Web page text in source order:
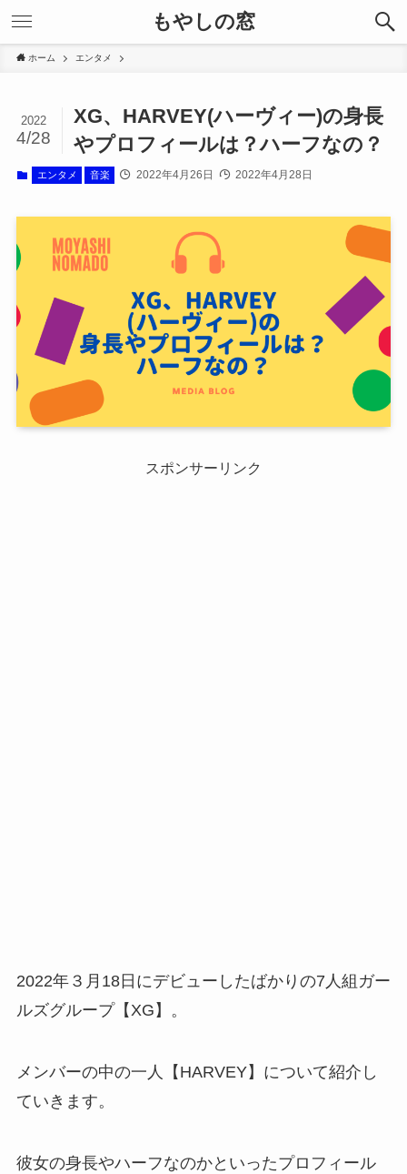
もやしの窓
ホーム エンタメ
XG、HARVEY(ハーヴィー)の身長
やプロフィールは？ハーフなの？
2022
4/28
エンタメ 音楽 2022年4月26日 2022年4月28日
スポンサーリンク
2022年３月18日にデビューしたばかりの7人組ガー
ルズグループ【XG】。
メンバーの中の一人【HARVEY】について紹介し
ていきます。
彼女の身長やハーフなのかといったプロフィール